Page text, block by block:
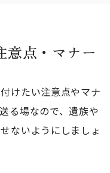
意点・マナー
けたい注意点やマナ
る場なので、遺族や
ないようにしましょ